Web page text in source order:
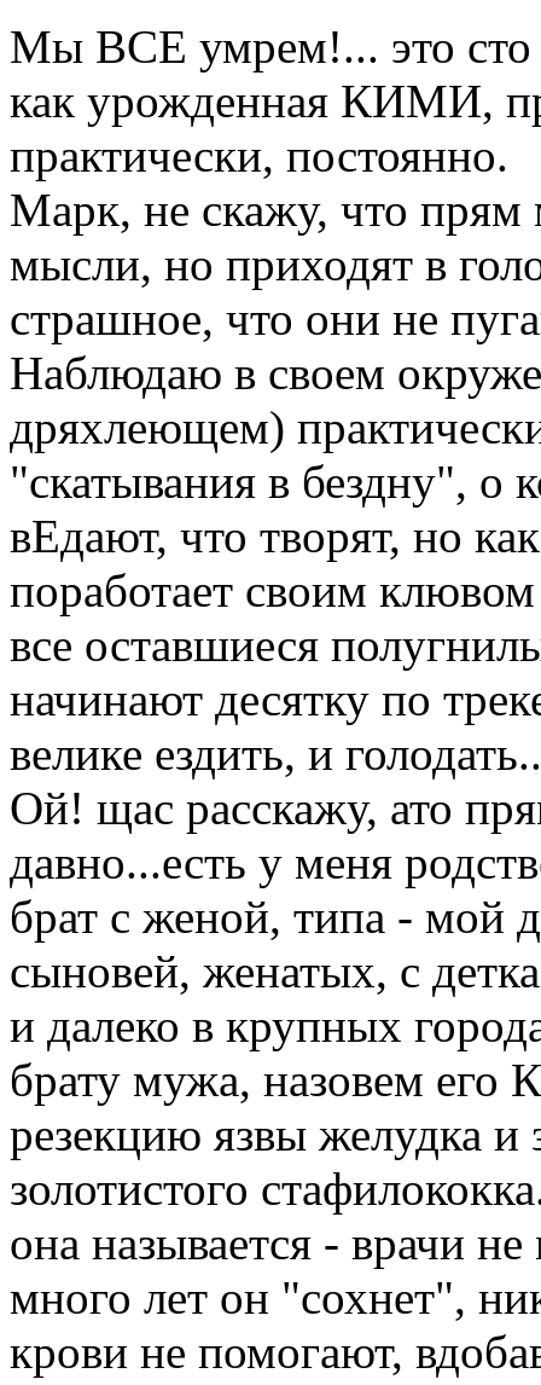
Мы ВСЕ умрем!... это сто
как урожденная КИМИ,
практически, постоянно.
Марк, не скажу, что прям
мысли, но приходят в
страшное, что они не
Наблюдаю в своем
дряхлеющем)
"скатывания в бездну", о
вЕдают, что творят, но
поработает своим
все оставшиеся
начинают десятку по
велике ездить, и
Ой! щас расскажу, ато
давно...есть у меня
брат с женой, типа - мой
сыновей, женатых, с
и далеко в крупных
брату мужа, назовем его
резекцию язвы желудка и
золотистого
она называется - врачи
много лет он "сохнет",
крови не помогают,